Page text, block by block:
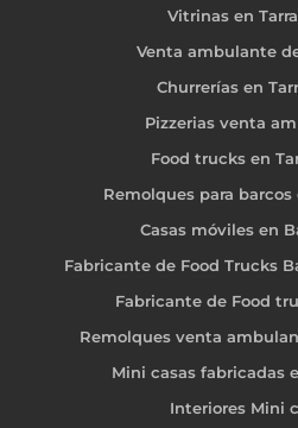
Vitrinas en
Venta ambulante
Churrerías en
Pizzerias venta
Food trucks en
Remolques para barcos
Casas móviles en
Fabricante de Food Trucks
Fabricante de Food
Remolques venta
Mini casas fabricadas
Interiores Mini